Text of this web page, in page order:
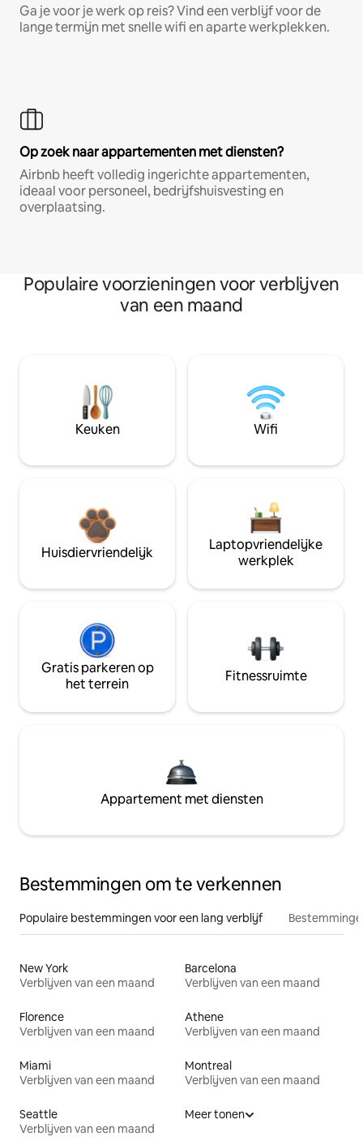
Ga je voor je werk op reis? Vind een verblijf voor de
lange termijn met snelle wifi en aparte werkplekken.
Op zoek naar appartementen met diensten?
Airbnb heeft volledig ingerichte appartementen,
ideaal voor personeel, bedrijfshuisvesting en
overplaatsing.
Populaire voorzieningen voor verblijven
van een maand
Keuken Wifi
Huisdiervriendelijk
Laptopvriendelijke
werkplek
Gratis parkeren op
het terrein
Fitnessruimte
Appartement met diensten
Bestemmingen om te verkennen
Populaire bestemmingen voor een lang verblijf
New York
Verblijven van een maand
Barcelona
Verblijven van een maand
Florence
Verblijven van een maand
Athene
Verblijven van een maand
Miami
Verblijven van een maand
Montreal
Verblijven van een maand
Seattle
Verblijven van een maand
Meer tonen